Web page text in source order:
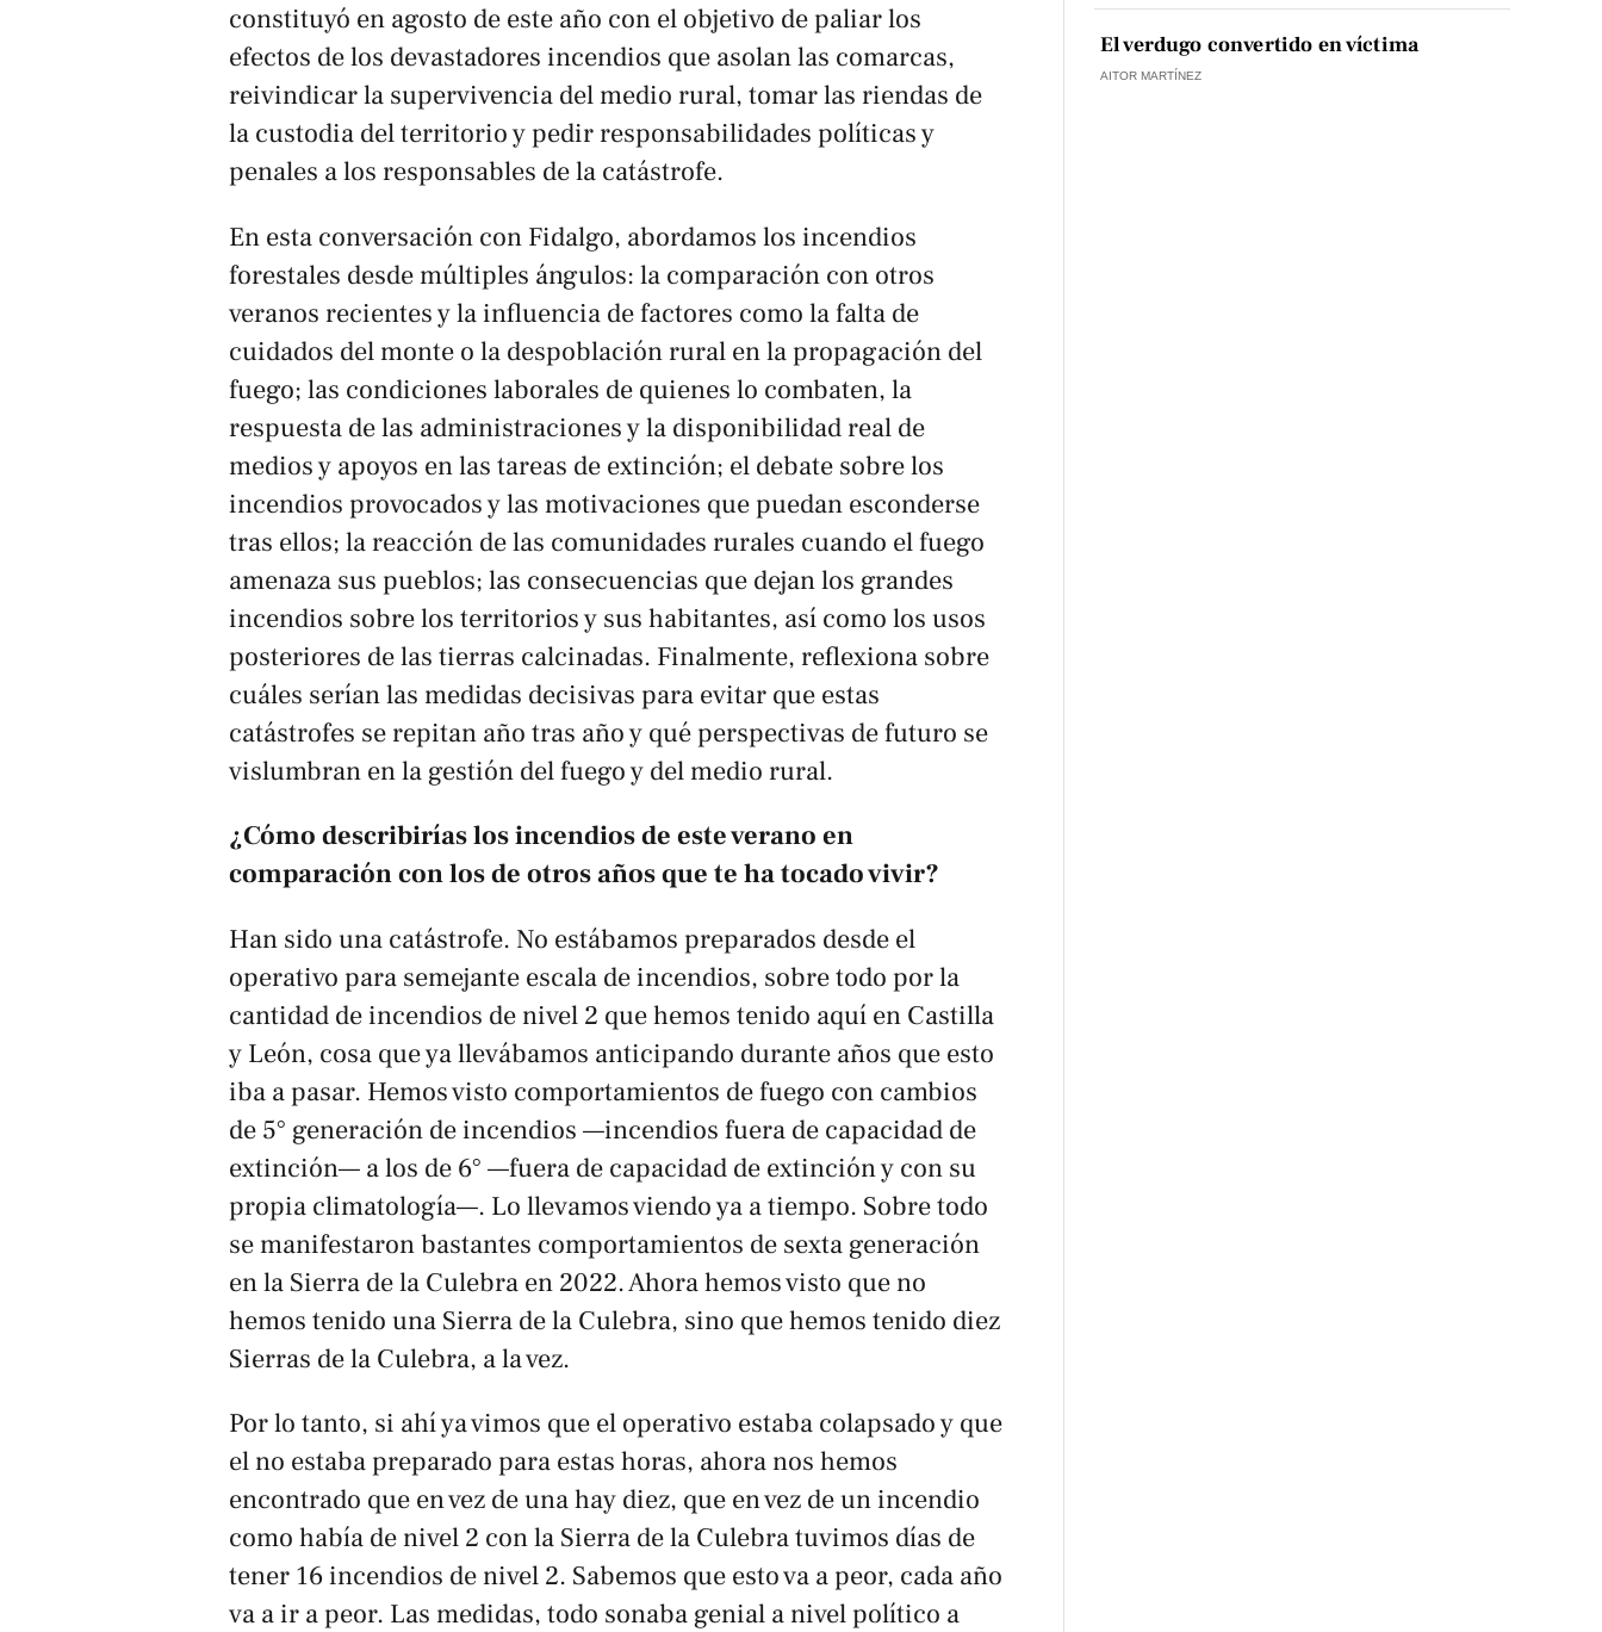
constituyó en agosto de este año con el objetivo de paliar los
efectos de los devastadores incendios que asolan las comarcas,
reivindicar la supervivencia del medio rural, tomar las riendas de
la custodia del territorio y pedir responsabilidades políticas y
penales a los responsables de la catástrofe.
En esta conversación con Fidalgo, abordamos los incendios
forestales desde múltiples ángulos: la comparación con otros
veranos recientes y la influencia de factores como la falta de
cuidados del monte o la despoblación rural en la propagación del
fuego; las condiciones laborales de quienes lo combaten, la
respuesta de las administraciones y la disponibilidad real de
medios y apoyos en las tareas de extinción; el debate sobre los
incendios provocados y las motivaciones que puedan esconderse
tras ellos; la reacción de las comunidades rurales cuando el fuego
amenaza sus pueblos; las consecuencias que dejan los grandes
incendios sobre los territorios y sus habitantes, así como los usos
posteriores de las tierras calcinadas. Finalmente, reflexiona sobre
cuáles serían las medidas decisivas para evitar que estas
catástrofes se repitan año tras año y qué perspectivas de futuro se
vislumbran en la gestión del fuego y del medio rural.
¿Cómo describirías los incendios de este verano en
comparación con los de otros años que te ha tocado vivir?
Han sido una catástrofe. No estábamos preparados desde el
operativo para semejante escala de incendios, sobre todo por la
cantidad de incendios de nivel 2 que hemos tenido aquí en Castilla
y León, cosa que ya llevábamos anticipando durante años que esto
iba a pasar. Hemos visto comportamientos de fuego con cambios
de 5° generación de incendios —incendios fuera de capacidad de
extinción— a los de 6° —fuera de capacidad de extinción y con su
propia climatología—. Lo llevamos viendo ya a tiempo. Sobre todo
se manifestaron bastantes comportamientos de sexta generación
en la Sierra de la Culebra en 2022. Ahora hemos visto que no
hemos tenido una Sierra de la Culebra, sino que hemos tenido diez
Sierras de la Culebra, a la vez.
Por lo tanto, si ahí ya vimos que el operativo estaba colapsado y que
el no estaba preparado para estas horas, ahora nos hemos
encontrado que en vez de una hay diez, que en vez de un incendio
como había de nivel 2 con la Sierra de la Culebra tuvimos días de
tener 16 incendios de nivel 2. Sabemos que esto va a peor, cada año
va a ir a peor. Las medidas, todo sonaba genial a nivel político a
El verdugo convertido en víctima
AITOR MARTÍNEZ